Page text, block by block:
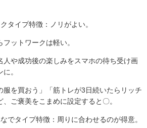
タイプ特徴：ノリがよい。
ットワークは軽い。
人や成功後の楽しみをスマホの待ち受け画
。
服を買おう」「筋トレが3日続いたらリッチ
ご褒美をこまめに設定すると〇。
でタイプ特徴：周りに合わせるのが得意。